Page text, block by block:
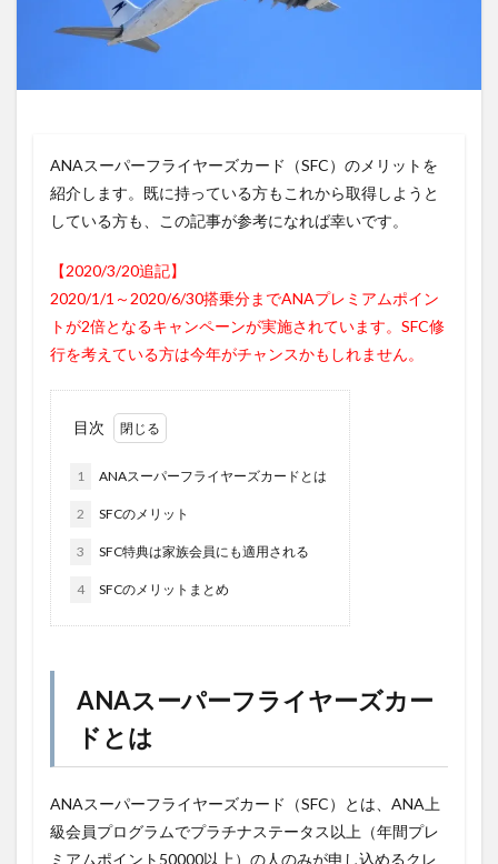
ANAスーパーフライヤーズカード（SFC）のメリットを
紹介します。既に持っている方もこれから取得しようと
している方も、この記事が参考になれば幸いです。
【2020/3/20追記】
2020/1/1～2020/6/30搭乗分までANAプレミアムポイン
トが2倍となるキャンペーンが実施されています。SFC修
行を考えている方は今年がチャンスかもしれません。
目次
1 ANAスーパーフライヤーズカードとは
2 SFCのメリット
3 SFC特典は家族会員にも適用される
4 SFCのメリットまとめ
ANAスーパーフライヤーズカー
ドとは
ANAスーパーフライヤーズカード（SFC）とは、ANA上
級会員プログラムでプラチナステータス以上（年間プレ
ミアムポイント50000以上）の人のみが申し込めるクレ